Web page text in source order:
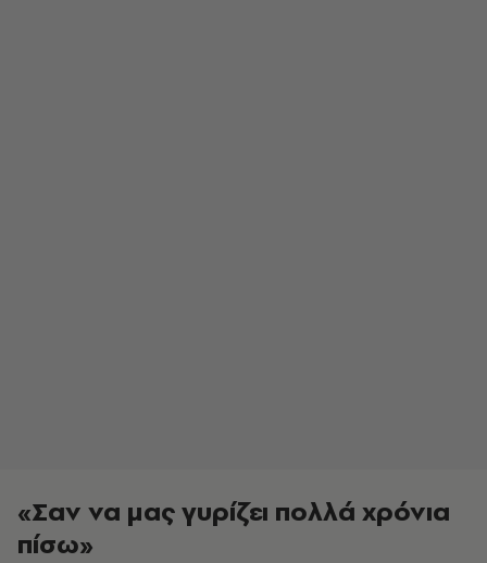
«Σαν να μας γυρίζει πολλά χρόνια
πίσω»